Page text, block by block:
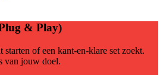
& Play)
starten of een kant-en-klare set zoekt.
van jouw doel.